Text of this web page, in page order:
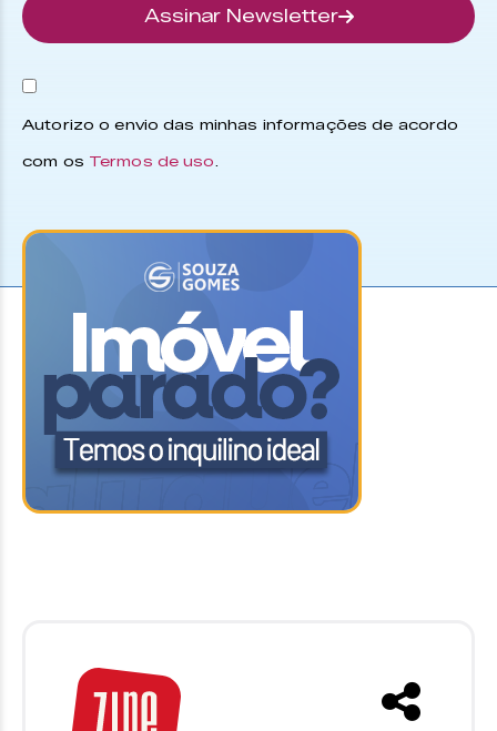
Assinar Newsletter
Autorizo o envio das minhas informações de acordo
com os Termos de uso